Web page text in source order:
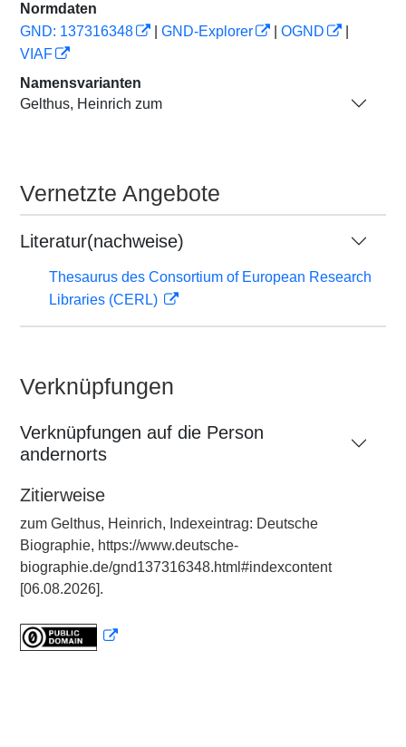
Normdaten
GND: 137316348
GND-Explorer OGND
VIAF
Namensvarianten
Gelthus, Heinrich zum
Vernetzte Angebote
Literatur(nachweise)
Thesaurus des Consortium of European Research
Libraries (CERL)
Verknüpfungen
Verknüpfungen auf die Person
andernorts
Zitierweise
zum Gelthus, Heinrich, Indexeintrag: Deutsche
Biographie, https://www.deutsche-
biographie.de/gnd137316348.html#indexcontent
[06.08.2026].